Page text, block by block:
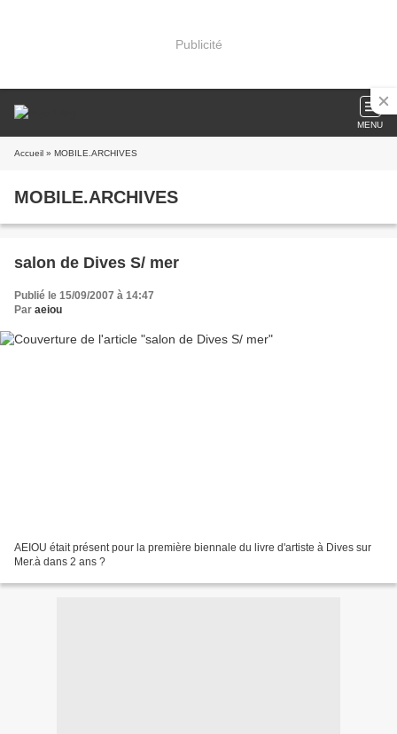
Publicité
MENU
Accueil » MOBILE.ARCHIVES
MOBILE.ARCHIVES
salon de Dives S/ mer
Publié le 15/09/2007 à 14:47
Par aeiou
AEIOU était présent pour la première biennale du livre d'artiste à Dives sur
Mer.à dans 2 ans ?